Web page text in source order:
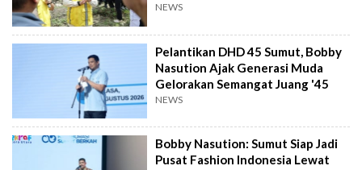
NEWS
Pelantikan DHD 45 Sumut, Bobby
Nasution Ajak Generasi Muda
Gelorakan Semangat Juang '45
NEWS
Bobby Nasution: Sumut Siap Jadi
Pusat Fashion Indonesia Lewat